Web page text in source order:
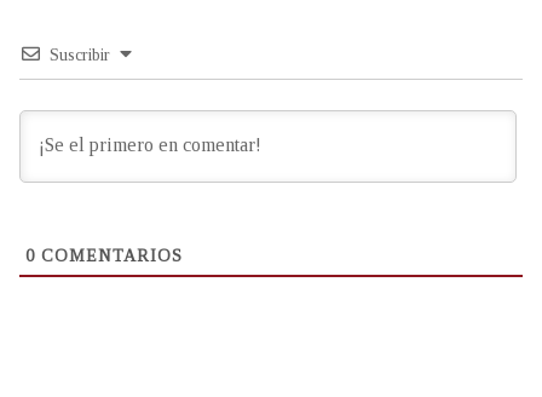
Suscribir
0 COMENTARIOS